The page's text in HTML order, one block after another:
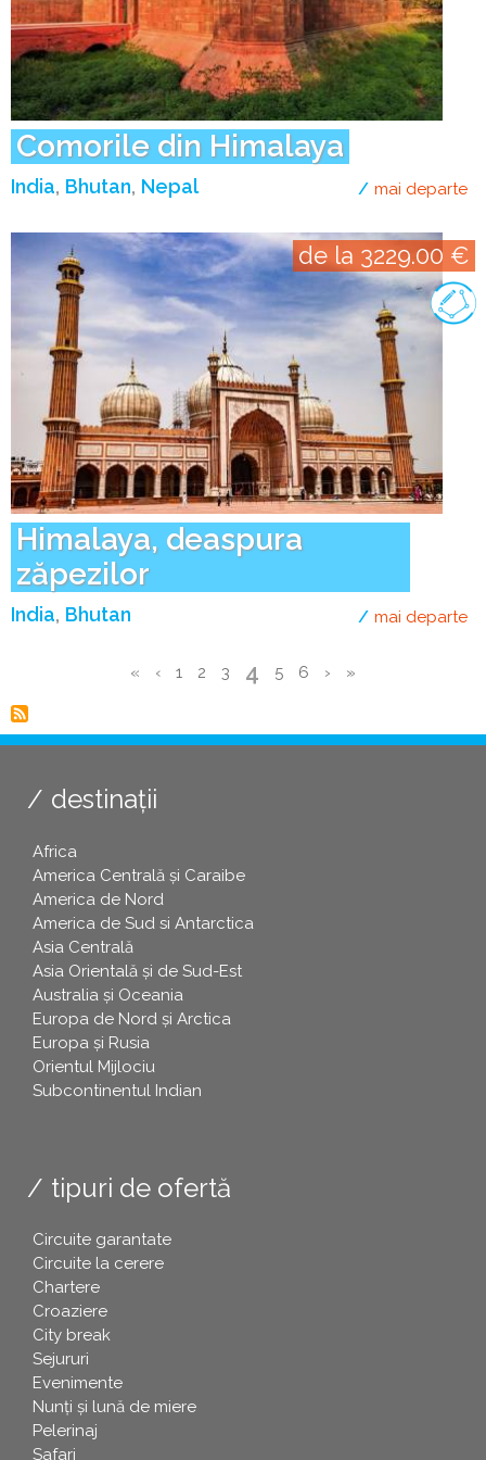
Comorile din Himalaya
India Bhutan Nepal mai departe
Himalaya, deaspura
zăpezilor
India Bhutan
de la 3229.00 €
mai departe
Prima
«
Pagina
‹ Page
1 Page
2 Page
3 Pagina
curentă
4 Page
5 Page
6
Pagina
›
Ultima
»
destinații
Africa
America Centrală și Caraibe
America de Nord
America de Sud si Antarctica
Asia Centrală
Asia Orientală și de Sud-Est
Australia și Oceania
Europa de Nord și Arctica
Europa și Rusia
Orientul Mijlociu
Subcontinentul Indian
tipuri de ofertă
Circuite garantate
Circuite la cerere
Chartere
Croaziere
City break
Sejururi
Evenimente
Nunți și lună de miere
Pelerinaj
Safari